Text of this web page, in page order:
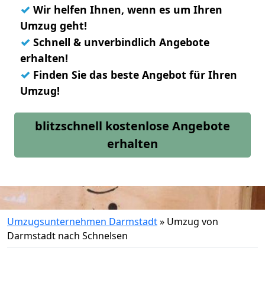
✓ Wir helfen Ihnen, wenn es um Ihren
Umzug geht!
✓ Schnell & unverbindlich Angebote
erhalten!
✓ Finden Sie das beste Angebot für Ihren
Umzug!
blitzschnell kostenlose Angebote
erhalten
Umzugsunternehmen Darmstadt» Umzug von
Darmstadt nach Schnelsen